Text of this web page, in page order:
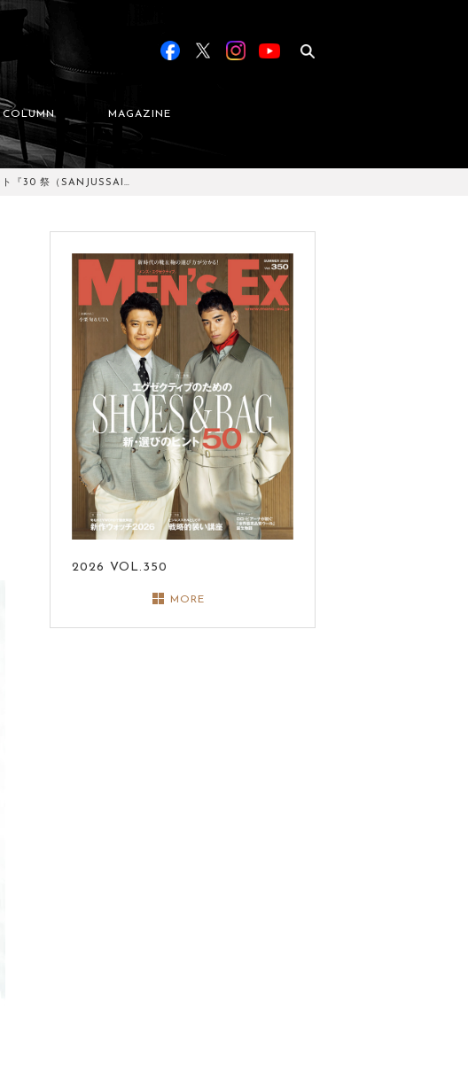
COLUMN MAGAZINE
ト『30 祭（SANJUSSAI…
2026 VOL.350
MORE